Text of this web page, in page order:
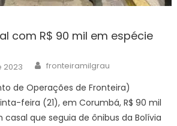
com R$ 90 mil em espécie
2023 Author
fronteiramilgrau
de Operações de Fronteira)
feira (21), em Corumbá, R$ 90 mil
que seguia de ônibus da Bolívia